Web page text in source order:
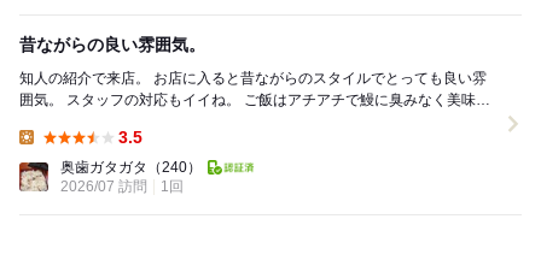
昔ながらの良い雰囲気。
知人の紹介で来店。 お店に入ると昔ながらのスタイルでとっても良い雰
囲気。 スタッフの対応もイイね。 ご飯はアチアチで鰻に臭みなく美味し
3.5
奥歯ガタガタ
（240）
2026/07 訪問
1回